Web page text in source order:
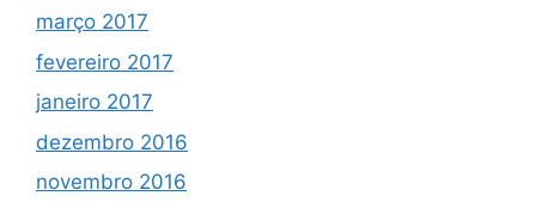
março 2017
fevereiro 2017
janeiro 2017
dezembro 2016
novembro 2016